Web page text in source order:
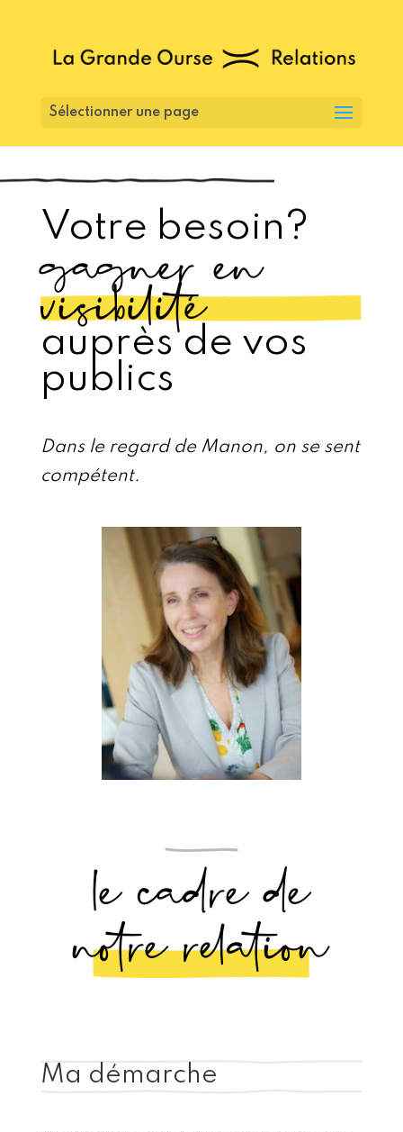
Sélectionner une page
Votre besoin?
gagner en
visibilité
auprès de vos
publics
Dans le regard de Manon, on se sent
compétent.
le cadre de
notre relation
Ma démarche